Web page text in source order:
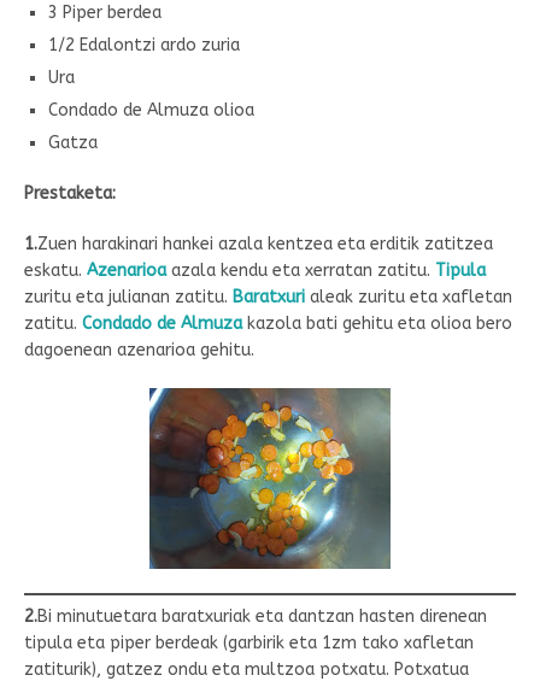
3 Piper berdea
1/2 Edalontzi ardo zuria
Ura
Condado de Almuza olioa
Gatza
Prestaketa:
1.Zuen harakinari hankei azala kentzea eta erditik zatitzea
eskatu. Azenarioaazala kendu eta xerratan zatitu. Tipula
zuritu eta julianan zatitu. Baratxuri aleak zuritu eta xafletan
zatitu. Condado de Almuzakazola bati gehitu eta olioa bero
dagoenean azenarioa gehitu.
2.Bi minutuetara baratxuriak eta dantzan hasten direnean
tipula eta piper berdeak (garbirik eta 1zm tako xafletan
zatiturik), gatzez ondu eta multzoa potxatu. Potxatua